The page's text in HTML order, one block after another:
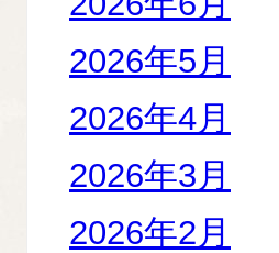
2026年5月
2026年4月
2026年3月
2026年2月